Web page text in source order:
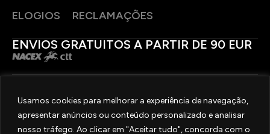
Usamos cookies para melhorar a experiência de navegação,
apresentar anúncios ou conteúdo personalizado e analisar
nosso tráfego. Ao clicar em "Aceitar tudo", concorda com o
ELOGIOS
RECLAMAÇÕES
ENVIOS GRATUITOS A PARTIR DE 90 EUR
SIGA-NOS